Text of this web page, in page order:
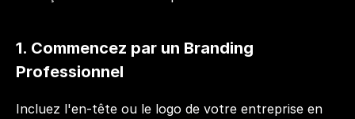
1. Commencez par un Branding
Professionnel
Incluez l'en-tête ou le logo de votre entreprise en